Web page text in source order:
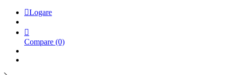
Logare

Compare (0)